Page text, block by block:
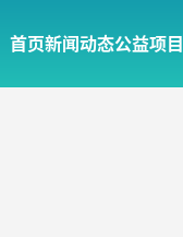
首页新闻动态公益项目